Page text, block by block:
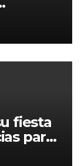
fiesta
para